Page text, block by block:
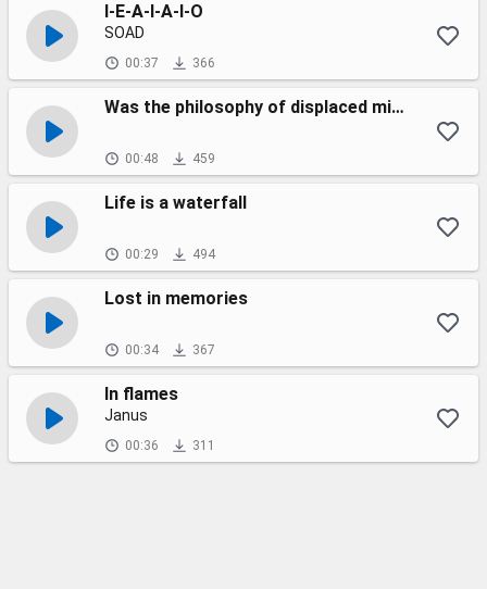
I-E-A-I-A-I-O
SOAD
00:37 366
Was the philosophy of displaced minds
00:48 459
Life is a waterfall
00:29 494
Lost in memories
00:34 367
In flames
Janus
00:36 311